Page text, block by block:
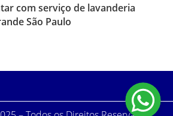
com serviço de lavanderia
São Paulo